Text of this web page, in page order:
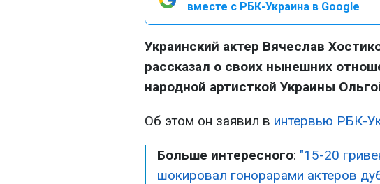
вместе с РБК-Украина в Google
Украинский актер Вячеслав
рассказал о своих нынешних
народной артисткой Украины
Об этом он заявил в интервью РБК-
Больше интересного: "15-20
шокировал гонорарами актеров